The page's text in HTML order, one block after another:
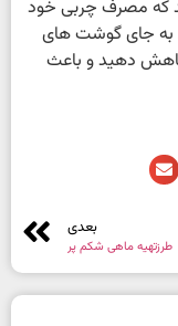
که مصرف چربی خود
به جای گوشت های
کاهش دهید و باعث
بعدی
طرزتهیه ماهی شکم پر